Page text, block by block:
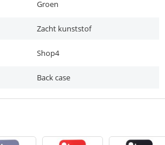
Groen
Zacht kunststof
Shop4
Back case